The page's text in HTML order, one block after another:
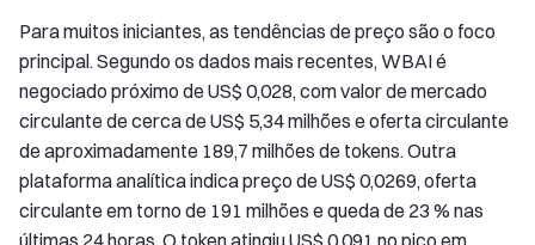
Para muitos iniciantes, as tendências de preço são o foco
principal. Segundo os dados mais recentes, WBAI é
negociado próximo de US$ 0,028, com valor de mercado
circulante de cerca de US$ 5,34 milhões e oferta circulante
de aproximadamente 189,7 milhões de tokens. Outra
plataforma analítica indica preço de US$ 0,0269, oferta
circulante em torno de 191 milhões e queda de 23 % nas